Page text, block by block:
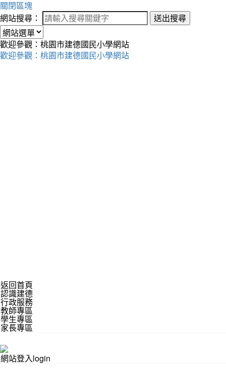
關閉區塊
網站搜尋：
送出搜尋
歡迎參觀：桃園市建德國民小學網站
歡迎參觀：桃園市建德國民小學網站
返回首頁
認識建德
行政服務
教師專區
學生專區
家長專區
網站登入login